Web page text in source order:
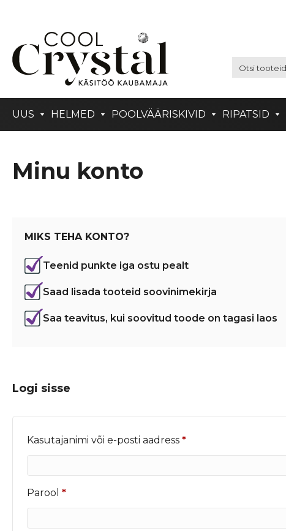
UUS HELMED POOLVÄÄRISKIVID RIPATSID
Minu konto
MIKS TEHA KONTO?
Teenid punkte iga ostu pealt
Saad lisada tooteid soovinimekirja
Saa teavitus, kui soovitud toode on tagasi laos
Logi sisse
Kasutajanimi või e-posti aadress *Nõutud
Parool *Nõutud